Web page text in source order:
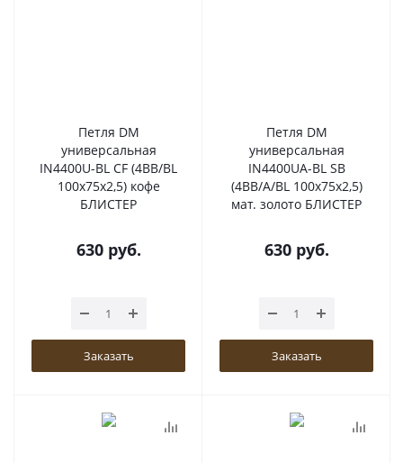
Петля DM
универсальная
IN4400U-BL CF (4BB/BL
100x75x2,5) кофе
БЛИСТЕР
630 руб.
Заказать
Петля DM
универсальная
IN4400UA-BL SB
(4BB/A/BL 100x75x2,5)
мат. золото БЛИСТЕР
630 руб.
Заказать